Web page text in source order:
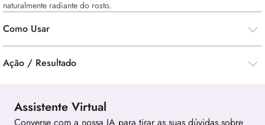
naturalmente radiante do rosto.
Como Usar
Ação / Resultado
Assistente Virtual